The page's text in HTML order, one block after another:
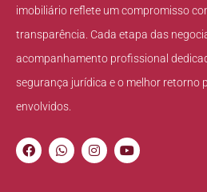
imobiliário reflete um compromisso
transparência. Cada etapa das
acompanhamento profissional
segurança jurídica e o melhor retorno
envolvidos.